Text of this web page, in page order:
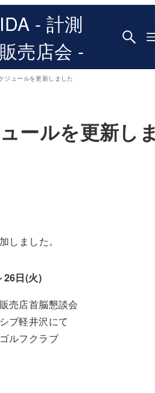
- 計測
売店会 -
ジュールを更新しました
ールを更新し
しました。
26日(火)
売店首脳懇談会
ブ軽井沢にて
ルフクラブ